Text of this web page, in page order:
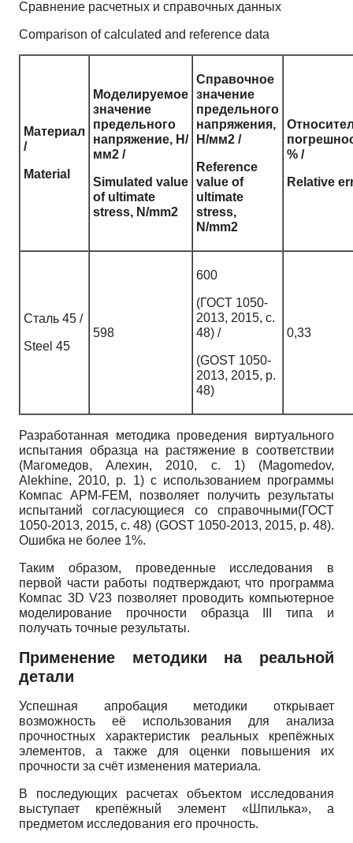
Сравнение расчетных и справочных данных
Comparison of calculated and reference data
Материал
/
Material
Моделируемое
значение
предельного
напряжение, Н/
мм2 /
Simulated value
of ultimate
stress, N/mm2
Справочное
значение
предельного
напряжения,
Н/мм2 /
Reference
value of
ultimate
stress,
N/mm2
% /
Relative
Сталь 45 /
Steel 45
598
600
(ГОСТ 1050-
2013, 2015, с.
48) /
(GOST 1050-
2013, 2015, p.
48)
0,33
Разработанная методика проведения виртуального
испытания образца на растяжение в соответствии
(Магомедов, Алехин, 2010, с. 1) (Magomedov,
Alekhine, 2010, p. 1) с использованием программы
Компас APM-FEM, позволяет получить результаты
испытаний согласующиеся со справочными(ГОСТ
1050-2013, 2015, с. 48) (GOST 1050-2013, 2015, p. 48).
Ошибка не более 1%.
Таким образом, проведенные исследования в
первой части работы подтверждают, что программа
Компас 3D V23 позволяет проводить компьютерное
моделирование прочности образца III типа и
получать точные результаты.
Применение методики на реальной
детали
Успешная апробация методики открывает
возможность её использования для анализа
прочностных характеристик реальных крепёжных
элементов, а также для оценки повышения их
прочности за счёт изменения материала.
В последующих расчетах объектом исследования
выступает крепёжный элемент «Шпилька», а
предметом исследования его прочность.